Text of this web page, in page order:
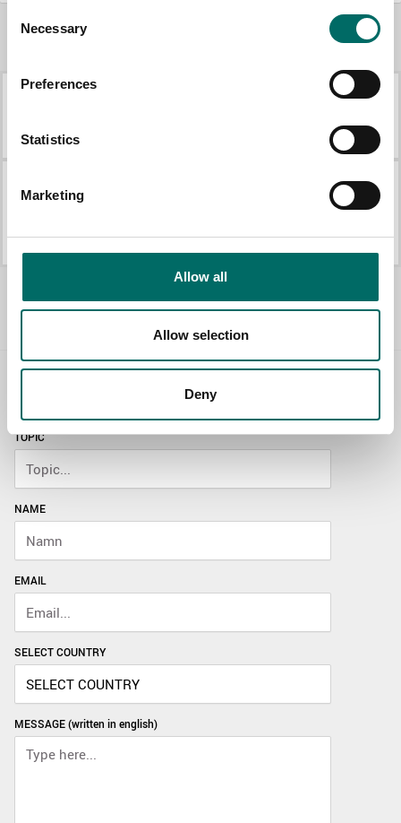
Selection
Necessary
Preferences
Statistics
Marketing
Allow all
Allow selection
Deny
K 26030
K 26051 K 26054
TOPIC
NAME
EMAIL
SELECT COUNTRY
MESSAGE (written in english)